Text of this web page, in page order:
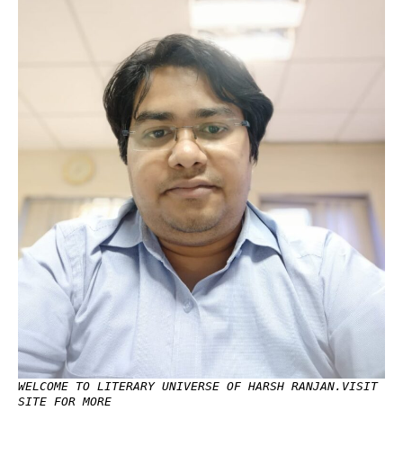
WELCOME TO LITERARY UNIVERSE OF HARSH RANJAN.VISIT
SITE FOR MORE